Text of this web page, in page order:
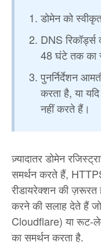
डोमेन को
DNS रिकॉर्ड्स
48 घंटे तक का
पुनर्निर्देशन
करता है, या
नहीं करते हैं।
ज़्यादातर डोमेन
समर्थन करते हैं,
रीडायरेक्शन की ज़रूरत
करने की सलाह देते हैं
Cloudflare) या रूट-
का समर्थन करता है.